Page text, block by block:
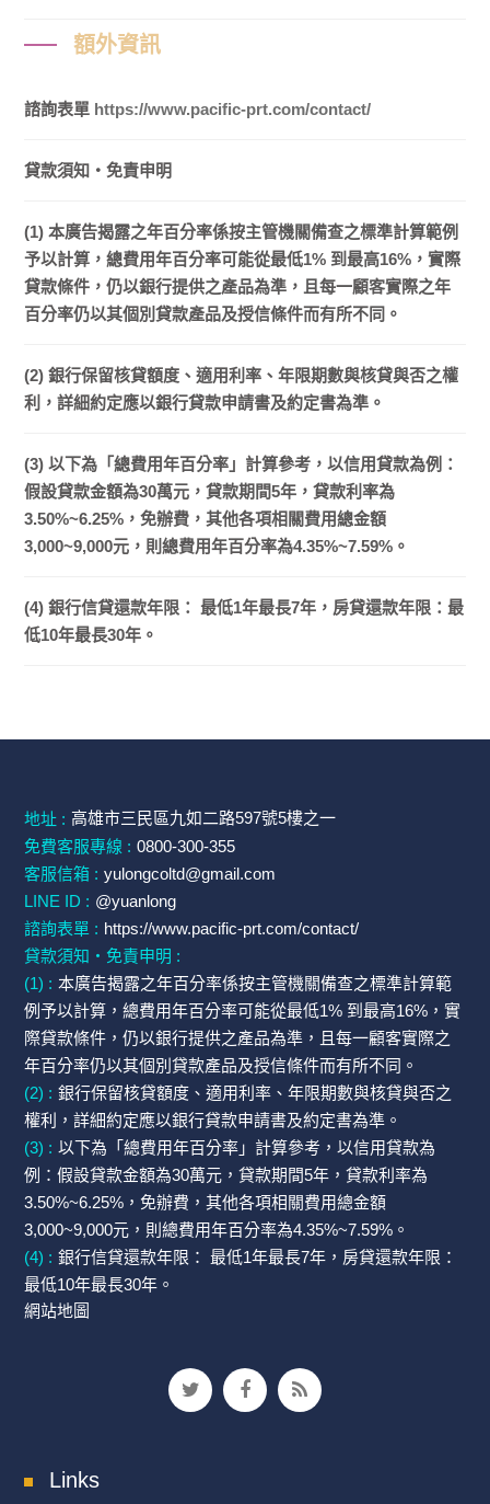
額外資訊
諮詢表單 https://www.pacific-prt.com/contact/
貸款須知・免責申明
(1) 本廣告揭露之年百分率係按主管機關備查之標準計算範例
予以計算，總費用年百分率可能從最低1% 到最高16%，實際
貸款條件，仍以銀行提供之產品為準，且每一顧客實際之年
百分率仍以其個別貸款產品及授信條件而有所不同。
(2) 銀行保留核貸額度、適用利率、年限期數與核貸與否之權
利，詳細約定應以銀行貸款申請書及約定書為準。
(3) 以下為「總費用年百分率」計算參考，以信用貸款為例：
假設貸款金額為30萬元，貸款期間5年，貸款利率為
3.50%~6.25%，免辦費，其他各項相關費用總金額
3,000~9,000元，則總費用年百分率為4.35%~7.59%。
(4) 銀行信貸還款年限： 最低1年最長7年，房貸還款年限：最
低10年最長30年。
地址 : 高雄市三民區九如二路597號5樓之一
免費客服專線 : 0800-300-355
客服信箱 : yulongcoltd@gmail.com
LINE ID : @yuanlong
諮詢表單 : https://www.pacific-prt.com/contact/
貸款須知・免責申明 :
(1) : 本廣告揭露之年百分率係按主管機關備查之標準計算範
例予以計算，總費用年百分率可能從最低1% 到最高16%，實
際貸款條件，仍以銀行提供之產品為準，且每一顧客實際之
年百分率仍以其個別貸款產品及授信條件而有所不同。
(2) : 銀行保留核貸額度、適用利率、年限期數與核貸與否之
權利，詳細約定應以銀行貸款申請書及約定書為準。
(3) : 以下為「總費用年百分率」計算參考，以信用貸款為
例：假設貸款金額為30萬元，貸款期間5年，貸款利率為
3.50%~6.25%，免辦費，其他各項相關費用總金額
3,000~9,000元，則總費用年百分率為4.35%~7.59%。
(4) : 銀行信貸還款年限： 最低1年最長7年，房貸還款年限：
最低10年最長30年。
網站地圖
Links